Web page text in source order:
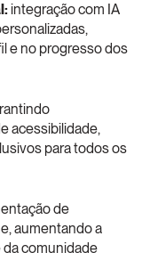
integração com IA
e no progresso dos
acessibilidade,
para todos os
de
aumentando a
comunidade